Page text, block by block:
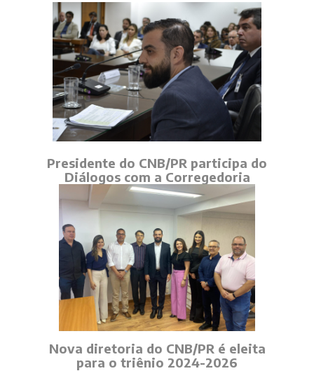
Presidente do CNB/PR participa do
Diálogos com a Corregedoria
Nova diretoria do CNB/PR é eleita
para o triênio 2024-2026